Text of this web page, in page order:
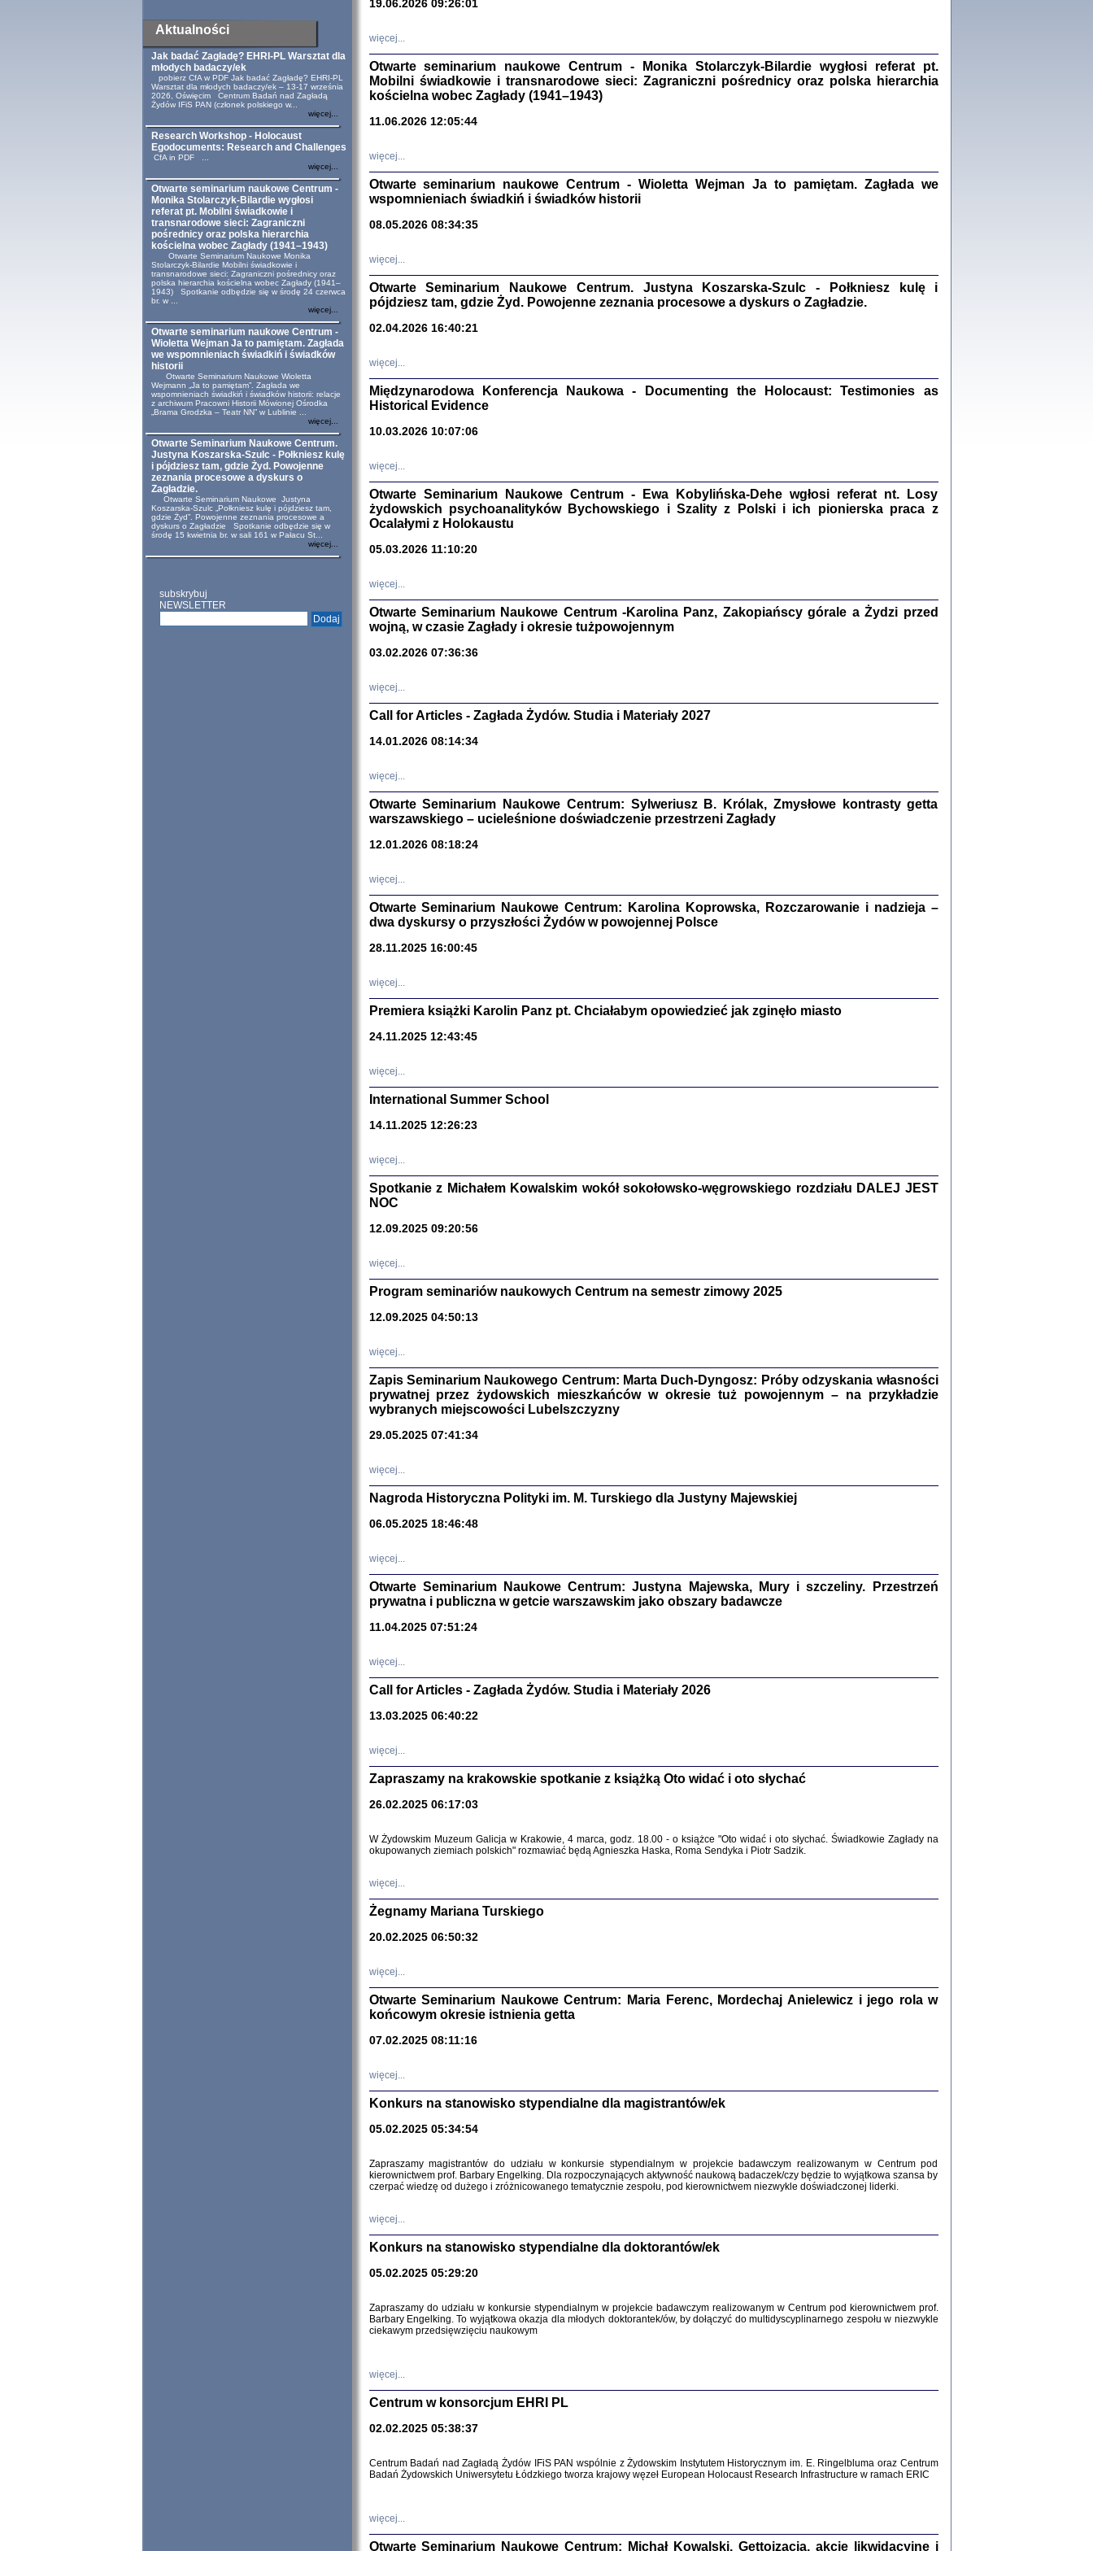
Aktualności
Jak badać Zagładę? EHRI-PL Warsztat dla
młodych badaczy/ek
pobierz CfA w PDF Jak badać Zagładę? EHRI-PL
Warsztat dla młodych badaczy/ek – 13-17 września
2026, Oświęcim Centrum Badań nad Zagładą
Żydów IFiS PAN (członek polskiego w...
więcej...
Research Workshop - Holocaust
Egodocuments: Research and Challenges
CfA in PDF ...
więcej...
Otwarte seminarium naukowe Centrum -
Monika Stolarczyk-Bilardie wygłosi
referat pt. Mobilni świadkowie i
transnarodowe sieci: Zagraniczni
pośrednicy oraz polska hierarchia
kościelna wobec Zagłady (1941–1943)
Otwarte Seminarium Naukowe Monika
Stolarczyk-Bilardie Mobilni świadkowie i
transnarodowe sieci: Zagraniczni pośrednicy oraz
polska hierarchia kościelna wobec Zagłady (1941–
1943) Spotkanie odbędzie się w środę 24 czerwca
br. w ...
więcej...
Otwarte seminarium naukowe Centrum -
Wioletta Wejman Ja to pamiętam. Zagłada
we wspomnieniach świadkiń i świadków
historii
Otwarte Seminarium Naukowe Wioletta
Wejmann „Ja to pamiętam”. Zagłada we
wspomnieniach świadkiń i świadków historii: relacje
z archiwum Pracowni Historii Mówionej Ośrodka
„Brama Grodzka – Teatr NN” w Lublinie ...
więcej...
Otwarte Seminarium Naukowe Centrum.
Justyna Koszarska-Szulc - Połkniesz kulę
i pójdziesz tam, gdzie Żyd. Powojenne
zeznania procesowe a dyskurs o
Zagładzie.
Otwarte Seminarium Naukowe Justyna
Koszarska-Szulc „Połkniesz kulę i pójdziesz tam,
gdzie Żyd”. Powojenne zeznania procesowe a
dyskurs o Zagładzie Spotkanie odbędzie się w
środę 15 kwietnia br. w sali 161 w Pałacu St...
więcej...
subskrybuj
NEWSLETTER
oprac. Aleksandra Bańkowska
Warszawa 2022
Warszawa 2021
Studia i Materiały
nr 17, R. 2021
NIE WIEMY CO PRZYNIESIE NAM KOLEJNA GODZINA ...
Dziennik pisany w ukryciu w latach 1943-1944
Zagłada Żydów.
Sewek Okonowski, oprac. Marta Janczewska
Warszawa 2020
PISZĄCY TE SŁOWA JEST PRACOWNIKIEM
GETTOWEJ INSTYTUCJI ...
'z Dziennika' i inne pisma z łódzkiego getta
Józef Zelkowicz, tłum. z jidysz, oprac. i wstęp. Monika Polit
CZYTAJĄC GAZETĘ NIEMIECKĄ ...
Warszawa 2019
Zagłada Żydów.
red. i wstęp Barbara Engelking, Jan Grabowski
Stanisław Adler, oprac. i wstępem opatrzyłaMarta Janczewska
Warszawa 2018
Warszawa 2017
Pisma Kopla i Mirki Piżyców o życiu w getcie i okupowanej
Warszawie
Warszawa 2016
SZCZĘŚCIE JEST POSIADAĆ DOM POD ZIEMIĄ ...
19.06.2026 09:26:01
więcej...
Otwarte seminarium naukowe Centrum - Monika Stolarczyk-Bilardie wygłosi referat pt.
Mobilni świadkowie i transnarodowe sieci: Zagraniczni pośrednicy oraz polska hierarchia
kościelna wobec Zagłady (1941–1943)
11.06.2026 12:05:44
więcej...
Otwarte seminarium naukowe Centrum - Wioletta Wejman Ja to pamiętam. Zagłada we
wspomnieniach świadkiń i świadków historii
08.05.2026 08:34:35
więcej...
Otwarte Seminarium Naukowe Centrum. Justyna Koszarska-Szulc - Połkniesz kulę i
pójdziesz tam, gdzie Żyd. Powojenne zeznania procesowe a dyskurs o Zagładzie.
02.04.2026 16:40:21
więcej...
Międzynarodowa Konferencja Naukowa - Documenting the Holocaust: Testimonies as
Historical Evidence
10.03.2026 10:07:06
więcej...
Otwarte Seminarium Naukowe Centrum - Ewa Kobylińska-Dehe wgłosi referat nt. Losy
żydowskich psychoanalityków Bychowskiego i Szality z Polski i ich pionierska praca z
Ocalałymi z Holokaustu
05.03.2026 11:10:20
więcej...
Otwarte Seminarium Naukowe Centrum -Karolina Panz, Zakopiańscy górale a Żydzi przed
wojną, w czasie Zagłady i okresie tużpowojennym
03.02.2026 07:36:36
więcej...
Call for Articles - Zagłada Żydów. Studia i Materiały 2027
14.01.2026 08:14:34
więcej...
Otwarte Seminarium Naukowe Centrum: Sylweriusz B. Królak, Zmysłowe kontrasty getta
warszawskiego – ucieleśnione doświadczenie przestrzeni Zagłady
12.01.2026 08:18:24
więcej...
Otwarte Seminarium Naukowe Centrum: Karolina Koprowska, Rozczarowanie i nadzieja –
dwa dyskursy o przyszłości Żydów w powojennej Polsce
28.11.2025 16:00:45
więcej...
Premiera książki Karolin Panz pt. Chciałabym opowiedzieć jak zginęło miasto
24.11.2025 12:43:45
więcej...
International Summer School
14.11.2025 12:26:23
więcej...
Spotkanie z Michałem Kowalskim wokół sokołowsko-węgrowskiego rozdziału DALEJ JEST
NOC
12.09.2025 09:20:56
więcej...
Program seminariów naukowych Centrum na semestr zimowy 2025
12.09.2025 04:50:13
więcej...
Zapis Seminarium Naukowego Centrum: Marta Duch-Dyngosz: Próby odzyskania własności
prywatnej przez żydowskich mieszkańców w okresie tuż powojennym – na przykładzie
wybranych miejscowości Lubelszczyzny
29.05.2025 07:41:34
więcej...
Nagroda Historyczna Polityki im. M. Turskiego dla Justyny Majewskiej
06.05.2025 18:46:48
więcej...
Otwarte Seminarium Naukowe Centrum: Justyna Majewska, Mury i szczeliny. Przestrzeń
prywatna i publiczna w getcie warszawskim jako obszary badawcze
11.04.2025 07:51:24
więcej...
Call for Articles - Zagłada Żydów. Studia i Materiały 2026
13.03.2025 06:40:22
więcej...
Zapraszamy na krakowskie spotkanie z książką Oto widać i oto słychać
26.02.2025 06:17:03
W Żydowskim Muzeum Galicja w Krakowie, 4 marca, godz. 18.00 - o książce "Oto widać i oto słychać. Świadkowie Zagłady na
okupowanych ziemiach polskich" rozmawiać będą Agnieszka Haska, Roma Sendyka i Piotr Sadzik.
więcej...
Żegnamy Mariana Turskiego
20.02.2025 06:50:32
więcej...
Otwarte Seminarium Naukowe Centrum: Maria Ferenc, Mordechaj Anielewicz i jego rola w
końcowym okresie istnienia getta
07.02.2025 08:11:16
więcej...
Konkurs na stanowisko stypendialne dla magistrantów/ek
05.02.2025 05:34:54
Zapraszamy magistrantów do udziału w konkursie stypendialnym w projekcie badawczym realizowanym w Centrum pod
kierownictwem prof. Barbary Engelking. Dla rozpoczynających aktywność naukową badaczek/czy będzie to wyjątkowa szansa by
czerpać wiedzę od dużego i zróżnicowanego tematycznie zespołu, pod kierownictwem niezwykle doświadczonej liderki.
więcej...
Konkurs na stanowisko stypendialne dla doktorantów/ek
05.02.2025 05:29:20
Zapraszamy do udziału w konkursie stypendialnym w projekcie badawczym realizowanym w Centrum pod kierownictwem prof.
Barbary Engelking. To wyjątkowa okazja dla młodych doktorantek/ów, by dołączyć do multidyscyplinarnego zespołu w niezwykle
ciekawym przedsięwzięciu naukowym
więcej...
Centrum w konsorcjum EHRI PL
02.02.2025 05:38:37
Centrum Badań nad Zagładą Żydów IFiS PAN wspólnie z Żydowskim Instytutem Historycznym im. E. Ringelbluma oraz Centrum
Badań Żydowskich Uniwersytetu Łódzkiego tworza krajowy węzeł European Holocaust Research Infrastructure w ramach ERIC
więcej...
Otwarte Seminarium Naukowe Centrum: Michał Kowalski, Gettoizacja, akcje likwidacyjne i